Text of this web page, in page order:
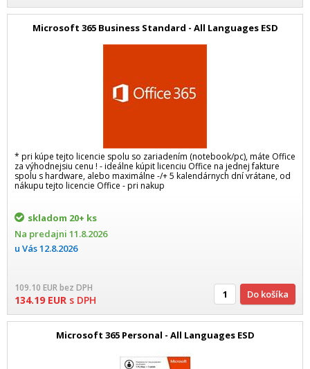
Microsoft 365 Business Standard - All Languages ESD
* pri kúpe tejto licencie spolu so zariadením (notebook/pc), máte Office
za výhodnejsiu cenu ! - ideálne kúpit licenciu Office na jednej fakture
spolu s hardware, alebo maximálne -/+ 5 kalendárnych dní vrátane, od
nákupu tejto licencie Office - pri nakup
skladom 20+ ks
Na predajni 11.8.2026
u Vás12.8.2026
109.10 EURbez DPH
134.19 EUR s DPH Do košíka
Microsoft 365 Personal - All Languages ESD